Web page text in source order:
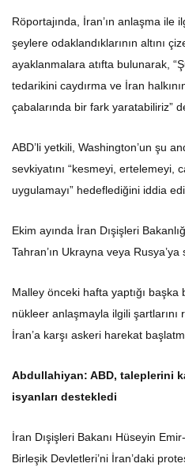
Röportajında, İran’ın anlaşma ile
şeylere odaklandıklarının altını
ayaklanmalara atıfta bulunarak,
tedarikini caydırma ve İran
çabalarında bir fark yaratabiliriz”
ABD’li yetkili, Washington’un şu
sevkiyatını “kesmeyi, ertelemeyi,
uygulamayı” hedeflediğini iddia
Ekim ayında İran Dışişleri
Tahran’ın Ukrayna veya
Malley önceki hafta yaptığı başka
nükleer anlaşmayla ilgili şartlarını
İran’a karşı askeri harekat
Abdullahiyan: ABD, taleplerini
isyanları destekledi
İran Dışişleri Bakanı Hüseyin
Birleşik Devletleri’ni İran’daki